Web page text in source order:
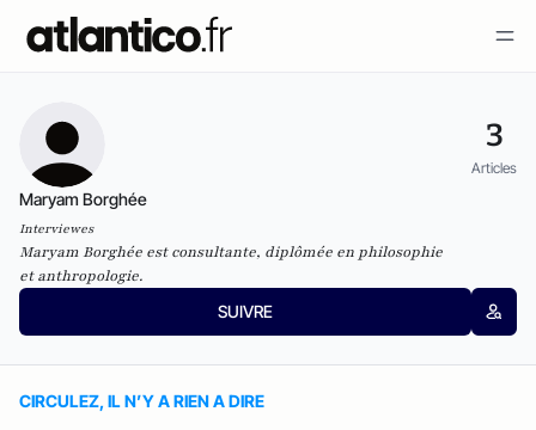
3
Articles
Maryam Borghée
Interviewes
Maryam Borghée est consultante, diplômée en philosophie
et anthropologie.
SUIVRE
CIRCULEZ, IL N’Y A RIEN A DIRE